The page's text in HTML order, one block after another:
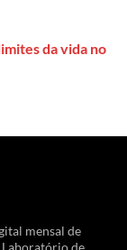
da vida no
mensal de
de